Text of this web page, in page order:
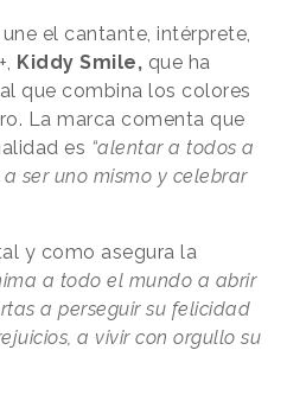
el cantante, intérprete,
Kiddy Smile, que ha
que combina los colores
La marca comenta que
es “alentar a todos a
ser uno mismo y celebrar
y como asegura la
a todo el mundo a abrir
a perseguir su felicidad
a vivir con orgullo su